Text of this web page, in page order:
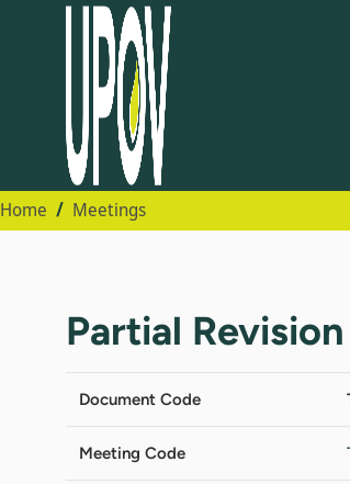
Home Meetings
Partial
Document Code
Meeting Code